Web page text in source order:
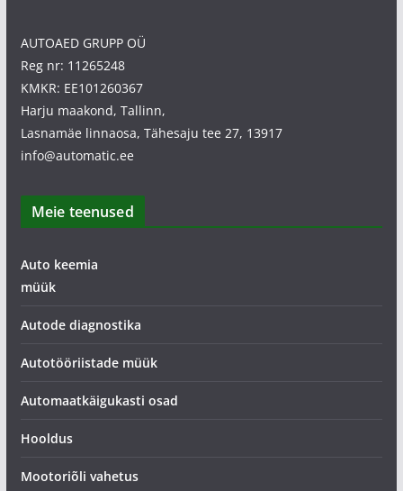
AUTOAED GRUPP OÜ
Reg nr: 11265248
KMKR: EE101260367
Harju maakond, Tallinn,
Lasnamäe linnaosa, Tähesaju tee 27, 13917
info@automatic.ee
Meie teenused
Auto keemia
müük
Autode diagnostika
Autotööriistade müük
Automaatkäigukasti osad
Hooldus
Mootoriõli vahetus